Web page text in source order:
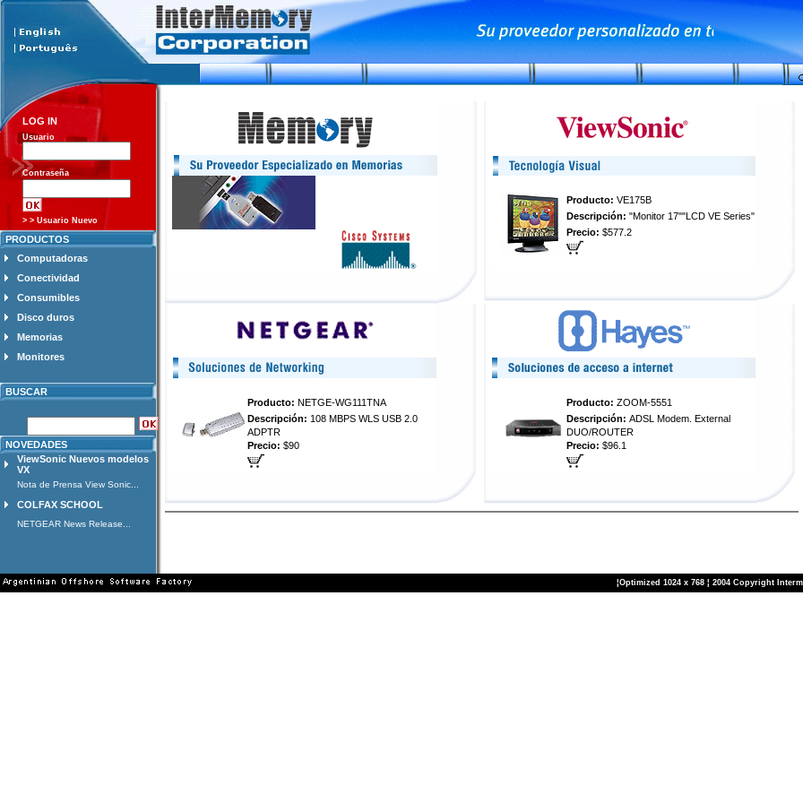
LOG IN
Usuario
Contraseña
> > Usuario Nuevo
PRODUCTOS
Computadoras
Conectividad
Consumibles
Disco duros
Memorias
Monitores
BUSCAR
NOVEDADES
ViewSonic Nuevos modelos
VX
Nota de Prensa View Sonic...
COLFAX SCHOOL
NETGEAR News Release...
Producto: VE175B
Descripción: "Monitor 17""LCD VE Series"
Precio: $577.2
Producto: NETGE-WG111TNA
Descripción: 108 MBPS WLS USB 2.0
ADPTR
Precio: $90
Producto: ZOOM-5551
Descripción: ADSL Modem. External
DUO/ROUTER
Precio: $96.1
¦Optimized 1024 x 768 ¦ 2004 Copyright